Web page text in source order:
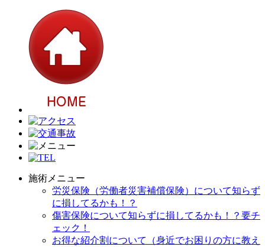
施術メニュー
労災保険（労働者災害補償保険）について知らず
に損してるかも！？
傷害保険について知らずに損してるかも！？要チ
ェック！
お得な紹介割について（身近でお困りの方に教え